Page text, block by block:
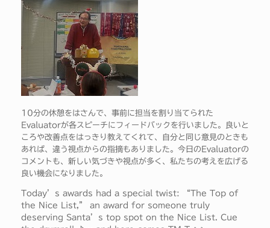
10分の休憩をはさんで、事前に担当を割り当てられた
Evaluatorが各スピーチにフィードバックを行いました。良いと
ころや改善点をはっきり教えてくれて、自分と同じ意見のときも
あれば、違う視点からの指摘もありました。今日のEvaluatorの
コメントも、新しい気づきや視点が多く、私たちの考えを広げる
良い機会になりました。
Today’s awards had a special twist: “The Top of
the Nice List,” an award for someone truly
deserving Santa’s top spot on the Nice List. Cue